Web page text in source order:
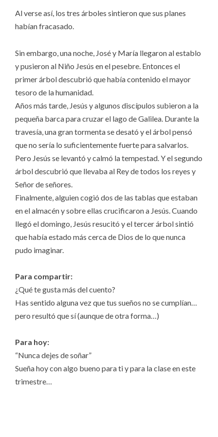
Al verse así, los tres árboles sintieron que sus planes
habían fracasado.
Sin embargo, una noche, José y María llegaron al establo
y pusieron al Niño Jesús en el pesebre. Entonces el
primer árbol descubrió que había contenido el mayor
tesoro de la humanidad.
Años más tarde, Jesús y algunos discípulos subieron a la
pequeña barca para cruzar el lago de Galilea. Durante la
travesía, una gran tormenta se desató y el árbol pensó
que no sería lo suficientemente fuerte para salvarlos.
Pero Jesús se levantó y calmó la tempestad. Y el segundo
árbol descubrió que llevaba al Rey de todos los reyes y
Señor de señores.
Finalmente, alguien cogió dos de las tablas que estaban
en el almacén y sobre ellas crucificaron a Jesús. Cuando
llegó el domingo, Jesús resucitó y el tercer árbol sintió
que había estado más cerca de Dios de lo que nunca
pudo imaginar.
Para compartir:
¿Qué te gusta más del cuento?
Has sentido alguna vez que tus sueños no se cumplían…
pero resultó que sí (aunque de otra forma…)
Para hoy:
“Nunca dejes de soñar”
Sueña hoy con algo bueno para ti y para la clase en este
trimestre…